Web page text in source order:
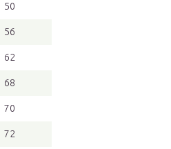
50
56
62
68
70
72